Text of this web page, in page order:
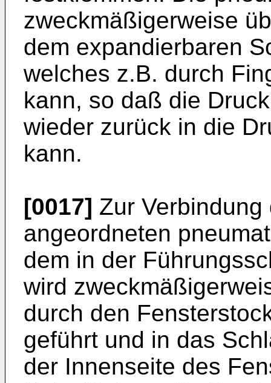
zweckmäßigerweise
dem expandierbaren
welches z.B. durch
kann, so daß die
wieder zurück in die
kann.
[0017] Zur
angeordneten
dem in der
wird
durch den
geführt und in das
der Innenseite des